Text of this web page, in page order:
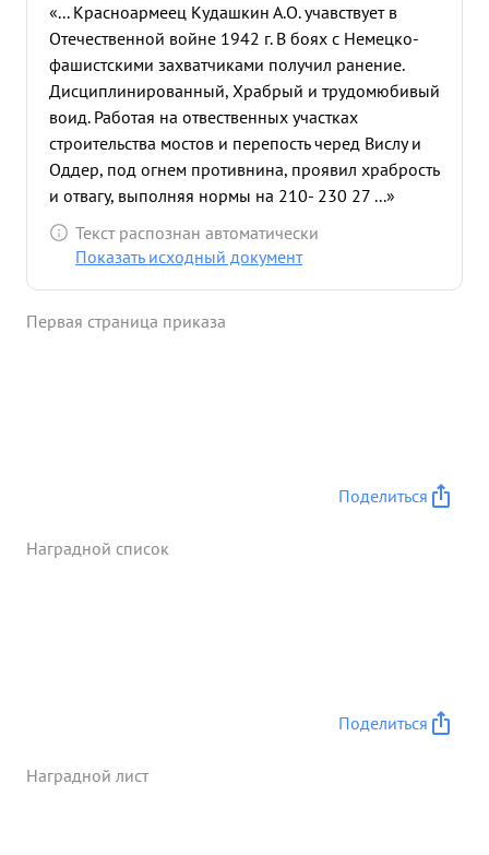
«... Красноармеец Кудашкин А.О. учавствует в
Отечественной войне 1942 г. В боях с Немецко-
фашистскими захватчиками получил ранение.
Дисциплинированный, Храбрый и трудомюбивый
воид. Работая на отвественных участках
строительства мостов и перепость черед Вислу и
Оддер, под огнем противнина, проявил храбрость
и отвагу, выполняя нормы на 210- 230 27 ...»
Текст распознан автоматически
Показать исходный документ
Первая страница приказа
Поделиться
Наградной список
Поделиться
Наградной лист